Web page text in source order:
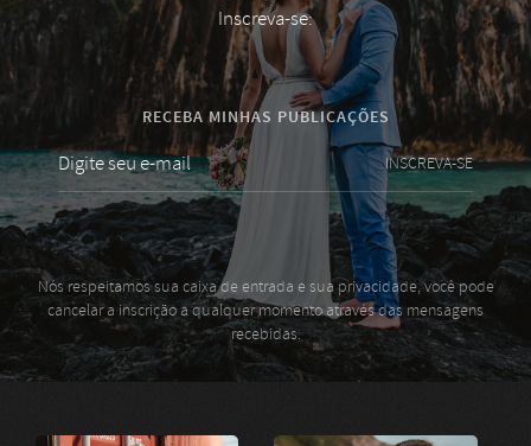
Inscreva-se:
RECEBA MINHAS PUBLICAÇÕES
INSCREVA-SE
Nós respeitamos sua caixa de entrada e sua privacidade, você pode
cancelar a inscrição a qualquer momento através das mensagens
recebidas.